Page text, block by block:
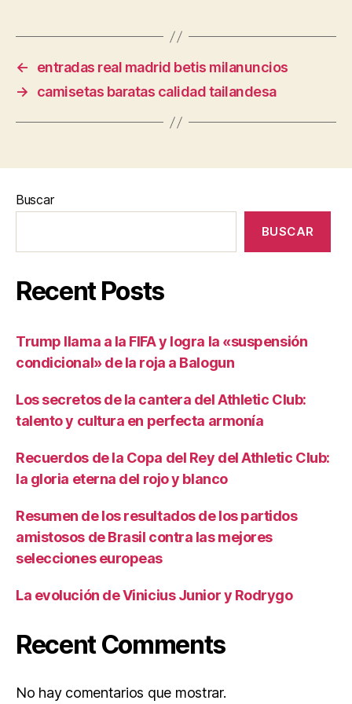
←
entradas real madrid betis milanuncios
→
camisetas baratas calidad tailandesa
Buscar
BUSCAR
Recent Posts
Trump llama a la FIFA y logra la «suspensión
condicional» de la roja a Balogun
Los secretos de la cantera del Athletic Club:
talento y cultura en perfecta armonía
Recuerdos de la Copa del Rey del Athletic Club:
la gloria eterna del rojo y blanco
Resumen de los resultados de los partidos
amistosos de Brasil contra las mejores
selecciones europeas
La evolución de Vinicius Junior y Rodrygo
Recent Comments
No hay comentarios que mostrar.